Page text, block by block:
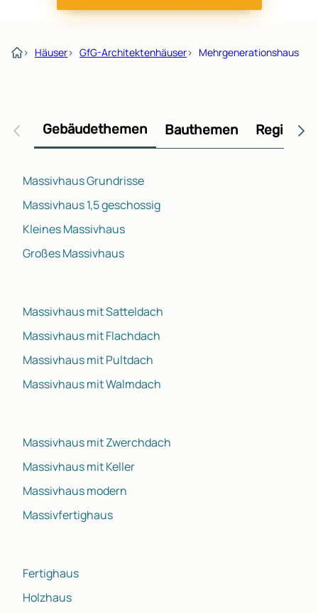
› Häuser› GfG-Architektenhäuser› Mehrgenerationshaus
Gebäudethemen Bauthemen
Massivhaus Grundrisse
Massivhaus 1,5 geschossig
Kleines Massivhaus
Großes Massivhaus
Massivhaus mit Satteldach
Massivhaus mit Flachdach
Massivhaus mit Pultdach
Massivhaus mit Walmdach
Massivhaus mit Zwerchdach
Massivhaus mit Keller
Massivhaus modern
Massivfertighaus
Fertighaus
Holzhaus